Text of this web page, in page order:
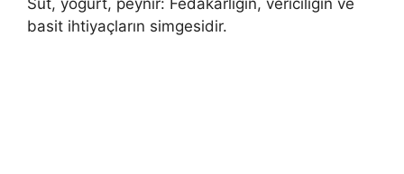
basit ihtiyaçların simgesidir.